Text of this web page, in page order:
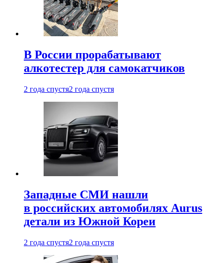
В России прорабатывают
алкотестер для самокатчиков
2 года спустя2 года спустя
Западные СМИ нашли
в российских автомобилях Aurus
детали из Южной Кореи
2 года спустя2 года спустя